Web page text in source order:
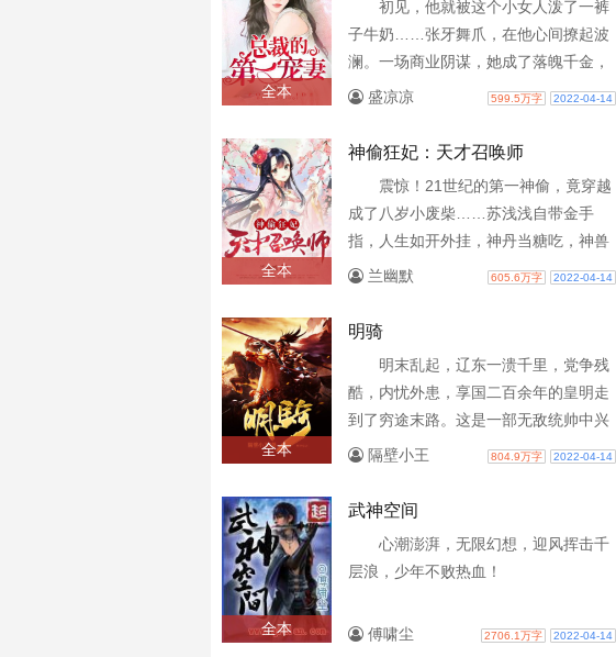
全本
初见，他就被这个小女人泼了一裤
子牛奶……张牙舞爪，在他心间撩起波
澜。一场商业阴谋，她成了落魄千金，
与他狭路相逢！“想要我出手帮忙，就求
盛凉凉 599.5万字 2022-04-14
全本
神偷狂妃：天才召唤师
震惊！21世纪的第一神偷，竟穿越
成了八岁小废柴……苏浅浅自带金手
指，人生如开外挂，神丹当糖吃，神兽
当坐骑，看谁不爽就吸星大法，遇到宝
兰幽默 605.6万字 2022-04-14
全本
明骑
明末乱起，辽东一溃千里，党争残
酷，内忧外患，享国二百余年的皇明走
到了穷途末路。这是一部无敌统帅中兴
皇明的征战史。
隔壁小王 804.9万字 2022-04-14
全本
武神空间
心潮澎湃，无限幻想，迎风挥击千
层浪，少年不败热血！
傅啸尘 2706.1万字 2022-04-14